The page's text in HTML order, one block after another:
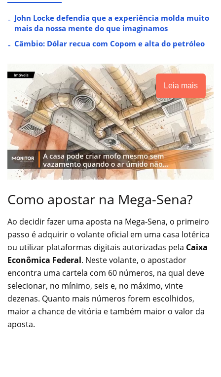
John Locke defendia que a experiência molda muito
mais da nossa mente do que imaginamos
Câmbio: Dólar recua com Copom e alta do petróleo
Leia mais
Como apostar na Mega-Sena?
Ao decidir fazer uma aposta na Mega-Sena, o primeiro
passo é adquirir o volante oficial em uma casa lotérica
ou utilizar plataformas digitais autorizadas pela Caixa
Econômica Federal. Neste volante, o apostador
encontra uma cartela com 60 números, na qual deve
selecionar, no mínimo, seis e, no máximo, vinte
dezenas. Quanto mais números forem escolhidos,
maior a chance de vitória e também maior o valor da
aposta.